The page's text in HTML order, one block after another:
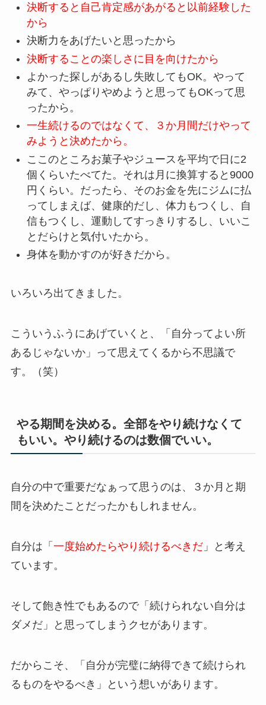
決断すると自己肯定感があがると以前経験した
から
決断力をあげたいと思ったから
決断することの楽しさに目を向けたから
よかった探しがあるし失敗してもOK。やって
みて、やっぱりやめようと思ってもOKって思
ったから。
一生続けるのではなくて、３か月間だけやって
みようと決めたから。
ここのところお菓子やジュースを平均で日に2
個くらいたべてた。それは月に換算すると9000
円くらい。だったら、そのお金を先にジムに払
ってしまえば、健康的だし、体力もつくし、自
信もつくし、運動してすっきりするし、いいこ
とだらけと気付いたから。
身体を動かすのが好きだから。
いろいろ出てきました。
こういうふうにあげていくと、「自分ってよい所
あるじゃないか」って思えてくるから不思議で
す。（笑）
やる期間を決める。全部をやり続けなくて
もいい。やり続けるのは数個でいい。
自分の中で重要だなぁって思うのは、３か月と期
間を決めたことだったかもしれません。
自分は「 一度始めたらやり続けるべきだ」と考え
ています。
そして飽き性でもあるので「続けられない自分は
ダメだ」と思ってしまうクセがあります。
だからこそ、「自分が完璧に納得できて続けられ
るものをやるべき」という想いがあります。